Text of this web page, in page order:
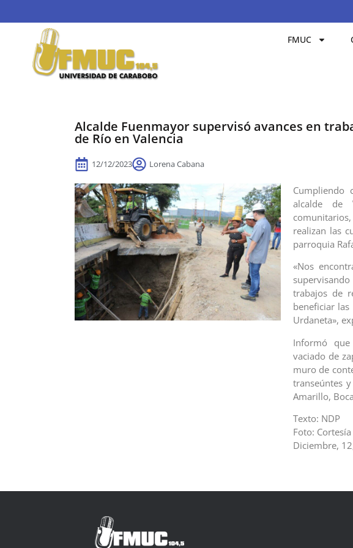
FMUC
Alcalde Fuenmayor supervisó avances en
de Río en Valencia
12/12/2023 Lorena Cabana
Cumpliendo
alcalde de
realizan las
parroquia
«Nos
trabajos de
beneficiar
Urdaneta»,
Informó
vaciado de
muro de
transeúntes
Amarillo,
Texto: NDP
Foto: Cortesía
Diciembre,